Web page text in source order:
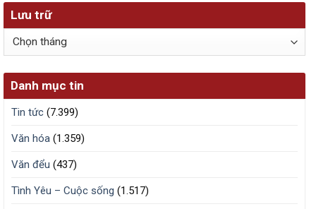
Lưu trữ
Lưu
Danh mục tin
Tin tức (7.399)
Văn hóa (1.359)
Văn đểu (437)
Tình Yêu – Cuộc sống (1.517)